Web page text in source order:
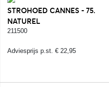
STROHOED CANNES - 75.
NATUREL
211500
Adviesprijs p.st. € 22,95